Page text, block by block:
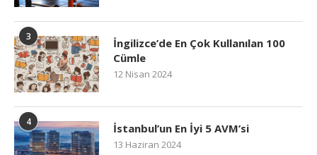
3
İngilizce’de En Çok Kullanılan 100
Cümle
12 Nisan 2024
4 İstanbul’un En İyi 5 AVM’si
13 Haziran 2024